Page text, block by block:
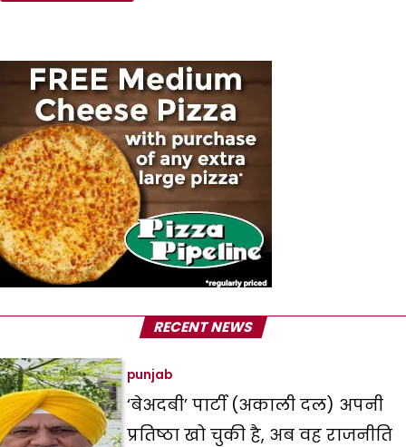
RECENT NEWS
punjab
‘बेअदबी’ पार्टी (अकाली दल) अपनी
प्रतिष्ठा खो चुकी है, अब वह राजनीति